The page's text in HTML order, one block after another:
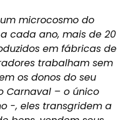
microcosmo do
cada ano, mais de 20
em fábricas de
trabalham sem
os donos do seu
Carnaval – o único
-, eles transgridem a